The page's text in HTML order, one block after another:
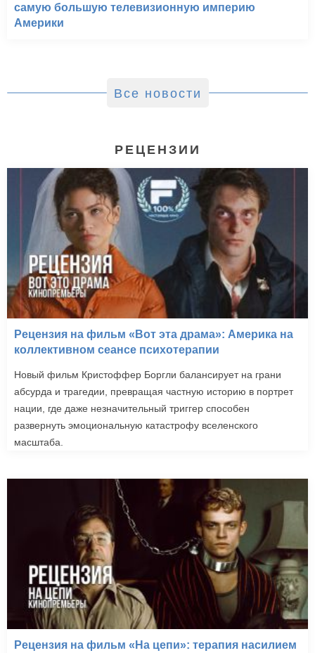
самую большую телевизионную империю
Америки
Все новости
РЕЦЕНЗИИ
Рецензия на фильм «Вот эта драма»: Америка на
коллективном сеансе психотерапии
Новый фильм Кристоффер Боргли балансирует на грани
абсурда и трагедии, превращая частную историю в портрет
нации, где даже незначительный триггер способен
развернуть эмоциональную катастрофу вселенского
масштаба.
Рецензия на фильм «На цепи»: терапия насилием